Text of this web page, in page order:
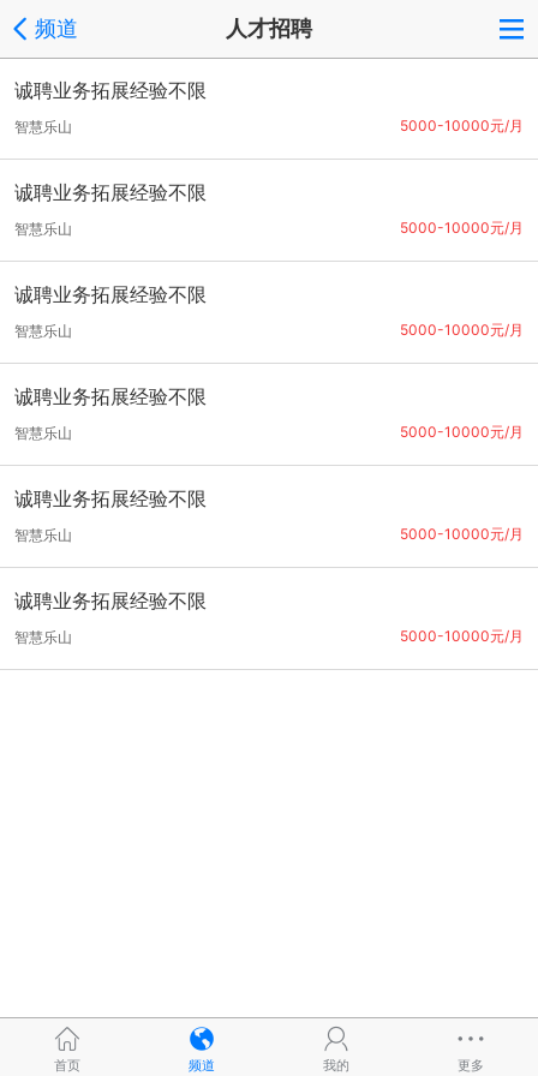
频道 人才招聘
诚聘业务拓展经验不限
5000-10000元/月
智慧乐山
诚聘业务拓展经验不限
5000-10000元/月
智慧乐山
诚聘业务拓展经验不限
5000-10000元/月
智慧乐山
诚聘业务拓展经验不限
5000-10000元/月
智慧乐山
诚聘业务拓展经验不限
5000-10000元/月
智慧乐山
诚聘业务拓展经验不限
5000-10000元/月
智慧乐山
首页 频道 我的 更多